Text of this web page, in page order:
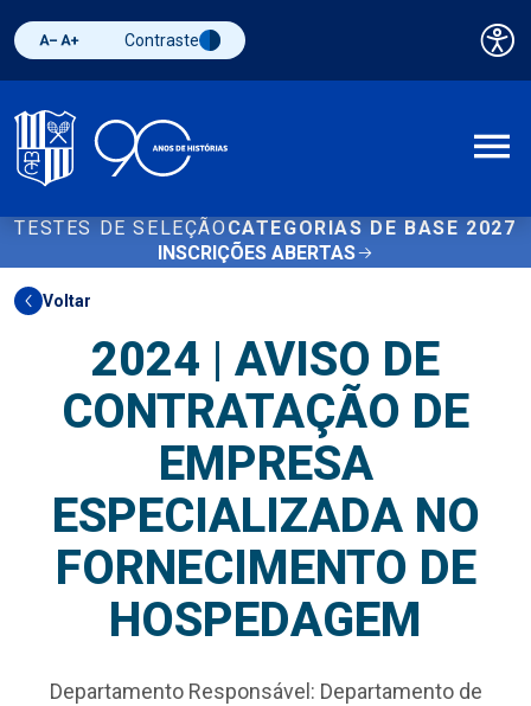
Diminuir fonte
Aumentar fonteAlternar contraste
Contraste
TESTES DE SELEÇÃO CATEGORIAS DE BASE 2027
INSCRIÇÕES ABERTAS
Voltar
2024 | AVISO DE
CONTRATAÇÃO DE
EMPRESA
ESPECIALIZADA NO
FORNECIMENTO DE
HOSPEDAGEM
Departamento Responsável: Departamento de